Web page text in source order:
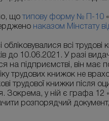
що типову форму № П-10
наказом Мінстату
обліковувалися всі
до 10.06.2021. У разі
на підприємстві, він має
трудових книжок не
трудової книжки після
Зокрема, у ній є графа 12
розпорядчий